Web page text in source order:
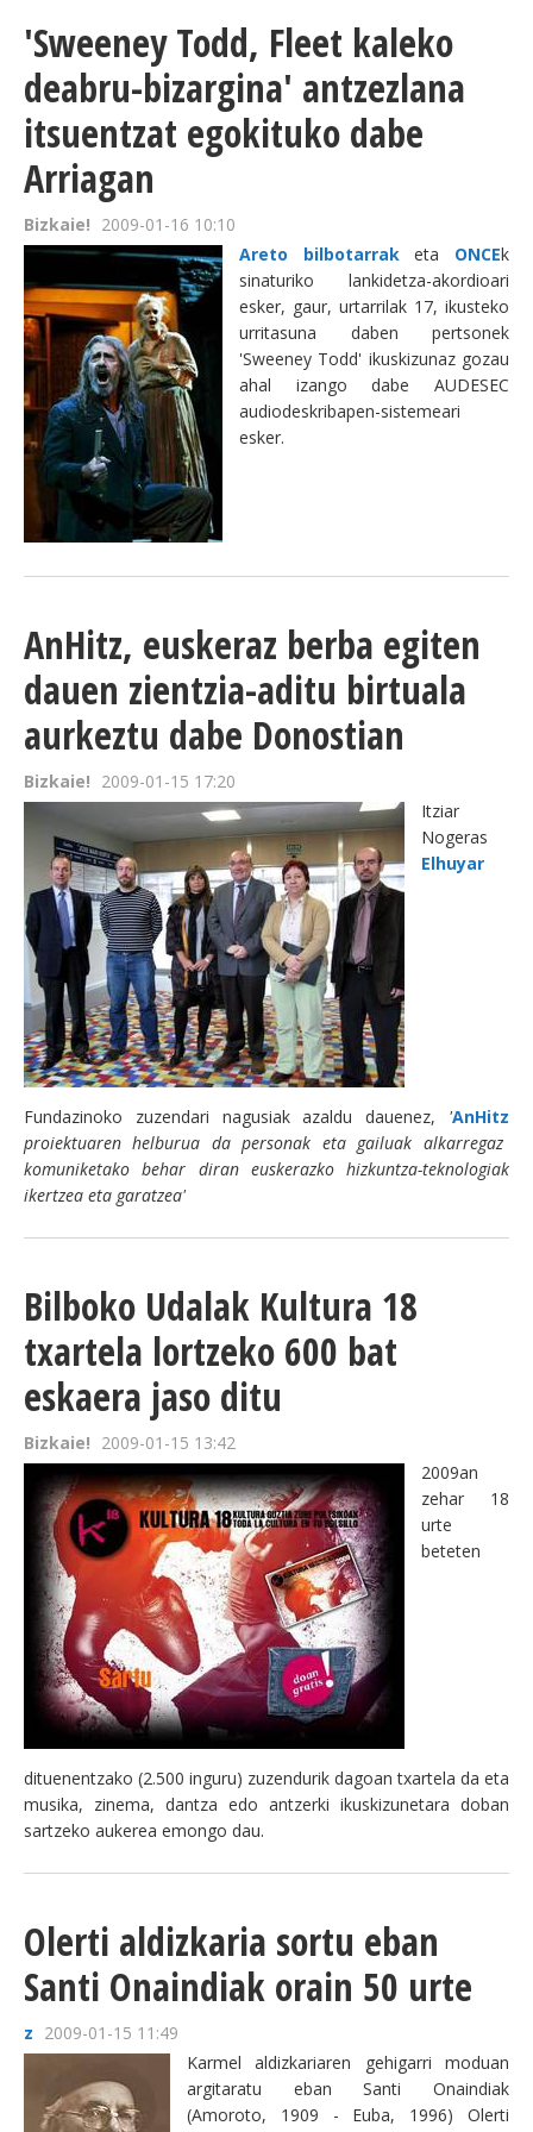
'Sweeney Todd, Fleet kaleko
deabru-bizargina' antzezlana
itsuentzat egokituko dabe
Arriagan
Bizkaie! 2009-01-16 10:10
Areto bilbotarraketa ONCEk
sinaturiko lankidetza-akordioari
esker, gaur, urtarrilak 17, ikusteko
urritasuna daben pertsonek
'Sweeney Todd' ikuskizunaz gozau
ahal izango dabe AUDESEC
audiodeskribapen-sistemeari
esker.
AnHitz, euskeraz berba egiten
dauen zientzia-aditu birtuala
aurkeztu dabe Donostian
Bizkaie! 2009-01-15 17:20
Itziar
Nogeras
Elhuyar
Fundazinoko zuzendari nagusiak azaldu dauenez, 'AnHitz
proiektuaren helburua da personak eta gailuak alkarregaz
komuniketako behar diran euskerazko hizkuntza-teknologiak
ikertzea eta garatzea'
Bilboko Udalak Kultura 18
txartela lortzeko 600 bat
eskaera jaso ditu
Bizkaie! 2009-01-15 13:42
2009an
zehar 18
urte
beteten
dituenentzako (2.500 inguru) zuzendurik dagoan txartela da eta
musika, zinema, dantza edo antzerki ikuskizunetara doban
sartzeko aukerea emongo dau.
Olerti aldizkaria sortu eban
Santi Onaindiak orain 50 urte
z 2009-01-15 11:49
Karmel aldizkariaren gehigarri moduan
argitaratu eban Santi Onaindiak
(Amoroto, 1909 - Euba, 1996) Olerti